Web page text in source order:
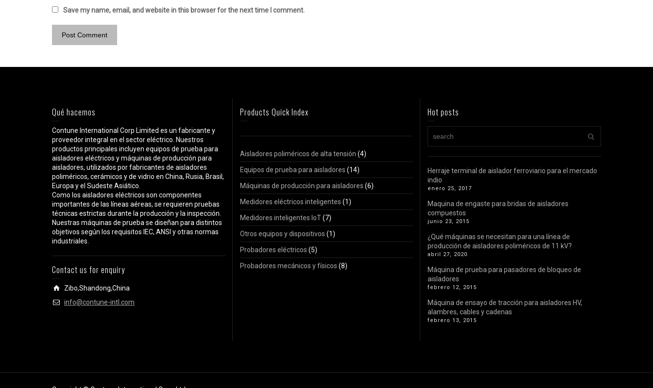
Save my name, email, and website in this browser for the next time I comment.
Qué hacemos
Contune International Corp Limited es un fabricante y
proveedor integral en el sector eléctrico. Nuestros
productos principales incluyen equipos de prueba para
aisladores eléctricos y máquinas de producción para
aisladores, utilizados por fabricantes de aisladores
poliméricos, cerámicos y de vidrio en China, Rusia, Brasil,
Europa y el Sudeste Asiático.
Como los aisladores eléctricos son componentes
importantes de las líneas aéreas, se requieren pruebas
técnicas estrictas durante la producción y la inspección.
Nuestras máquinas de prueba se diseñan para distintos
objetivos según los requisitos IEC, ANSI y otras normas
industriales.
Contact us for enquiry
Zibo,Shandong,China
info@contune-intl.com
Products Quick Index
Aisladores poliméricos de alta tensión (4)
Equipos de prueba para aisladores (14)
Máquinas de producción para aisladores (6)
Medidores eléctricos inteligentes (1)
Medidores inteligentes IoT(7)
Otros equipos y dispositivos (1)
Probadores eléctricos (5)
Probadores mecánicos y físicos (8)
Hot posts
Herraje terminal de aislador ferroviario para el mercado
indio
enero 25, 2017
Maquina de engaste para bridas de aisladores
compuestos
junio 23, 2015
¿Qué máquinas se necesitan para una línea de
producción de aisladores poliméricos de 11 kV?
abril 27, 2020
Máquina de prueba para pasadores de bloqueo de
aisladores
febrero 12, 2015
Máquina de ensayo de tracción para aisladores HV,
alambres, cables y cadenas
febrero 13, 2015